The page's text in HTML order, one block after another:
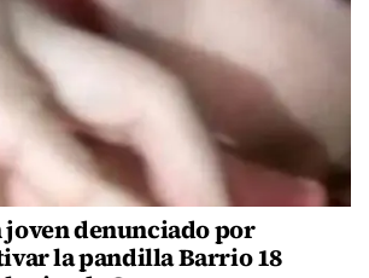
joven denunciado por
la pandilla Barrio 18